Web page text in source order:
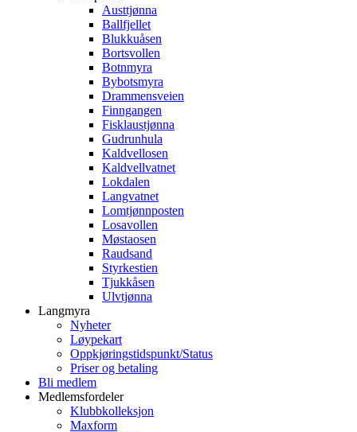
Austtjønna
Ballfjellet
Blukkuåsen
Bortsvollen
Botnmyra
Bybotsmyra
Drammensveien
Finngangen
Fisklaustjønna
Gudrunhula
Kaldvellosen
Kaldvellvatnet
Lokdalen
Langvatnet
Lomtjønnposten
Losavollen
Møstaosen
Raudsand
Styrkestien
Tjukkåsen
Ulvtjønna
Langmyra
Nyheter
Løypekart
Oppkjøringstidspunkt/Status
Priser og betaling
Bli medlem
Medlemsfordeler
Klubbkolleksjon
Maxform